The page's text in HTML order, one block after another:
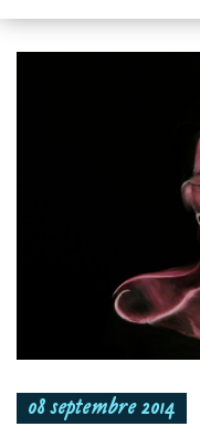
08 septembre 2014